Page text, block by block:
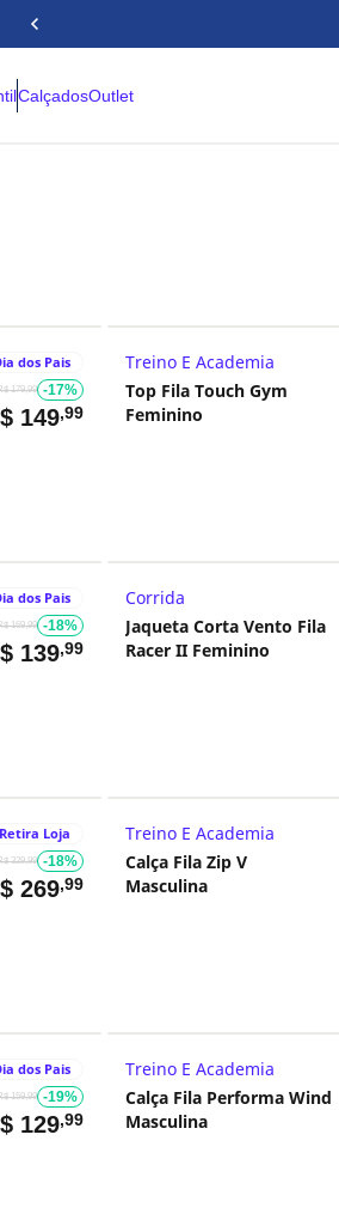
CalçadosOutlet
dos Pais
179,99 -17%
149,99
Treino E Academia
Top Fila Touch Gym
Feminino
dos Pais
169,99 -18%
139,99
Corrida
Jaqueta Corta Vento Fila
Racer II Feminino
Retira Loja
329,99 -18%
269,99
Treino E Academia
Calça Fila Zip V
Masculina
dos Pais
159,99 -19%
129,99
Treino E Academia
Calça Fila Performa Wind
Masculina